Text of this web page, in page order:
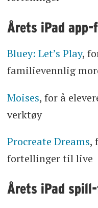
Årets iPad
Bluey: Let’s Play,
familievennlig
Moises, for å
verktøy
Procreate Dreams,
fortellinger til live
Årets iPad